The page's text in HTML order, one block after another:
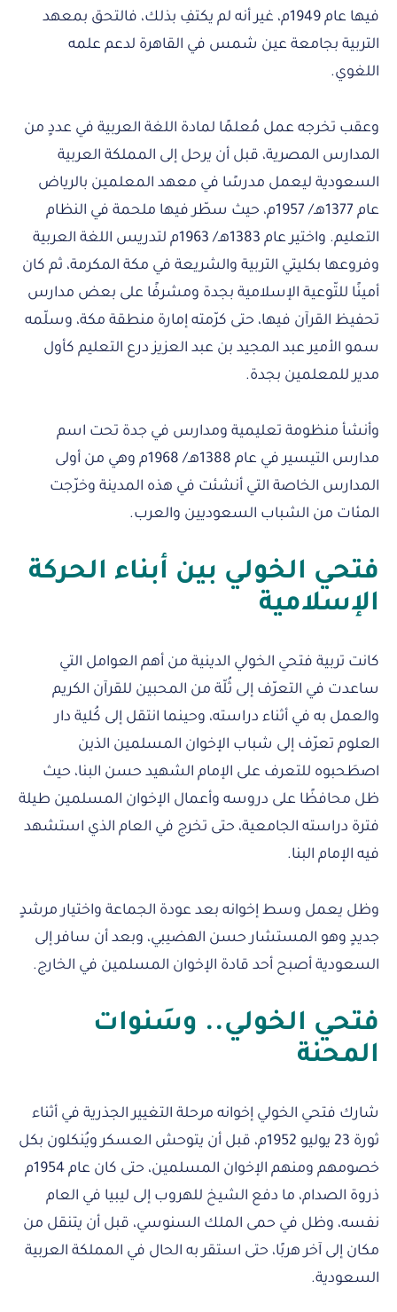
فيها عام 1949م، غير أنه لم يكتفِ بذلك، فالتحق بمعهد
التربية بجامعة عين شمس في القاهرة لدعم علمه
اللغوي.
وعقب تخرجه عمل مُعلمًا لمادة اللغة العربية في عددٍ من
المدارس المصرية، قبل أن يرحل إلى المملكة العربية
السعودية ليعمل مدرسًا في معهد المعلمين بالرياض
عام 1377هـ/ 1957م، حيث سطّر فيها ملحمة في النظام
التعليم. واختير عام 1383هـ/ 1963م لتدريس اللغة العربية
وفروعها بكليتي التربية والشريعة في مكة المكرمة، ثم كان
أمينًا للتّوعية الإسلامية بجدة ومشرفًا على بعض مدارس
تحفيظ القرآن فيها، حتى كرّمته إمارة منطقة مكة، وسلّمه
سمو الأمير عبد المجيد بن عبد العزيز درع التعليم كأول
مدير للمعلمين بجدة.
وأنشأ منظومة تعليمية ومدارس في جدة تحت اسم
مدارس التيسير في عام 1388هـ/ 1968م وهي من أولى
المدارس الخاصة التي أنشئت في هذه المدينة وخرّجت
المئات من الشباب السعوديين والعرب.
فتحي الخولي بين أبناء الحركة
الإسلامية
كانت تربية فتحي الخولي الدينية من أهم العوامل التي
ساعدت في التعرّف إلى ثُلّة من المحبين للقرآن الكريم
والعمل به في أثناء دراسته، وحينما انتقل إلى كُلية دار
العلوم تعرّف إلى شباب الإخوان المسلمين الذين
اصطَحبوه للتعرف على الإمام الشهيد حسن البنا، حيث
ظل محافظًا على دروسه وأعمال الإخوان المسلمين طيلة
فترة دراسته الجامعية، حتى تخرج في العام الذي استشهد
فيه الإمام البنا.
وظل يعمل وسط إخوانه بعد عودة الجماعة واختيار مرشدٍ
جديدٍ وهو المستشار حسن الهضيبي، وبعد أن سافر إلى
السعودية أصبح أحد قادة الإخوان المسلمين في الخارج.
فتحي الخولي.. وسَنوات
المحنة
شارك فتحي الخولي إخوانه مرحلة التغيير الجذرية في أثناء
ثورة 23 يوليو 1952م، قبل أن يتوحش العسكر ويُنكلون بكل
خصومهم ومنهم الإخوان المسلمين، حتى كان عام 1954م
ذروة الصدام، ما دفع الشيخ للهروب إلى ليبيا في العام
نفسه، وظل في حمى الملك السنوسي، قبل أن يتنقل من
مكان إلى آخر هربًا، حتى استقر به الحال في المملكة العربية
السعودية.